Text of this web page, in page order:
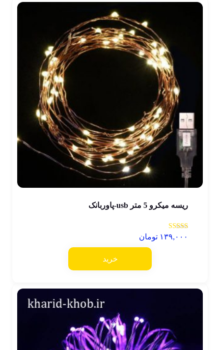
ریسه میکرو 5 متر usb-پاوربانک
نمره
۱۳۹,۰۰۰ تومان
خرید